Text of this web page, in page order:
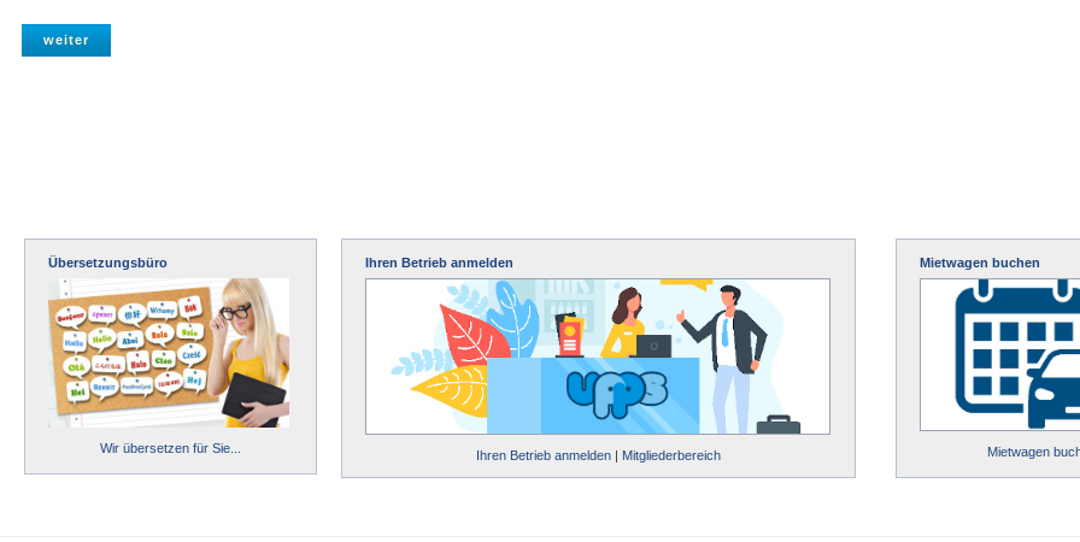
Übersetzungsbüro
Wir übersetzen für Sie...
Ihren Betrieb anmelden
Ihren Betrieb anmelden| Mitgliederbereich
Mietwagen buchen
Mietwagen